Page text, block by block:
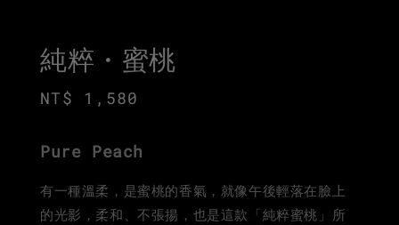
純粹・蜜桃
Regular
NT$ 1,580
Pure Peach
有一種溫柔，是蜜桃的香氣，就像午後輕落在臉上
的光影，柔和、不張揚，也是這款「純粹蜜桃」所